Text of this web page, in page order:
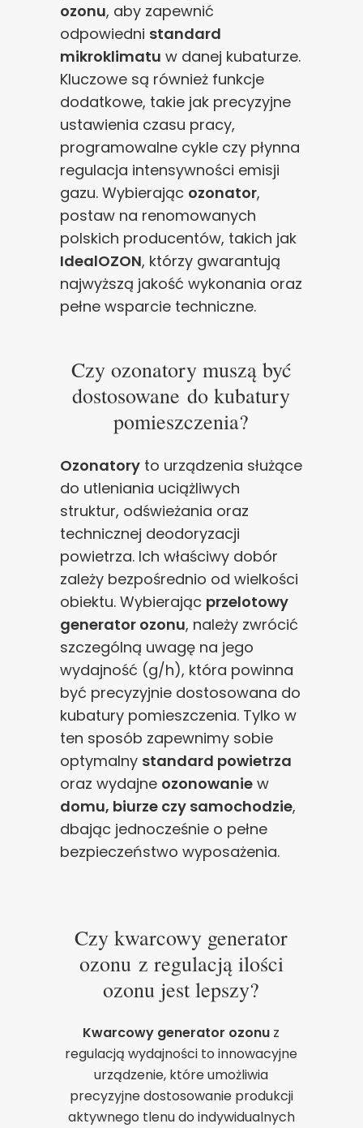
ozonu, aby zapewnić
odpowiedni standard
mikroklimatu w danej kubaturze.
Kluczowe są również funkcje
dodatkowe, takie jak precyzyjne
ustawienia czasu pracy,
programowalne cykle czy płynna
regulacja intensywności emisji
gazu. Wybierając ozonator,
postaw na renomowanych
polskich producentów, takich jak
IdealOZON, którzy gwarantują
najwyższą jakość wykonania oraz
pełne wsparcie techniczne.
Czy ozonatory muszą być
dostosowane do kubatury
pomieszczenia?
Ozonatory to urządzenia służące
do utleniania uciążliwych
struktur, odświeżania oraz
technicznej deodoryzacji
powietrza. Ich właściwy dobór
zależy bezpośrednio od wielkości
obiektu. Wybierając przelotowy
generator ozonu, należy zwrócić
szczególną uwagę na jego
wydajność (g/h), która powinna
być precyzyjnie dostosowana do
kubatury pomieszczenia. Tylko w
ten sposób zapewnimy sobie
optymalny standard powietrza
oraz wydajne ozonowanie w
domu, biurze czy samochodzie,
dbając jednocześnie o pełne
bezpieczeństwo wyposażenia.
Czy kwarcowy generator
ozonu z regulacją ilości
ozonu jest lepszy?
Kwarcowy generator ozonu z
regulacją wydajności to innowacyjne
urządzenie, które umożliwia
precyzyjne dostosowanie produkcji
aktywnego tlenu do indywidualnych